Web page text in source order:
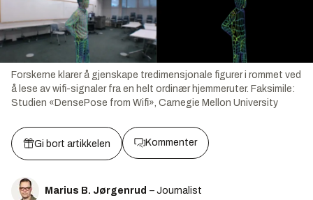
Forskerne klarer å gjenskape tredimensjonale figurer i rommet ved
å lese av wifi-signaler fra en helt ordinær hjemmeruter. Faksimile:
Studien «DensePose from Wifi», Carnegie Mellon University
Gi bort artikkelen Kommenter
Marius B. Jørgenrud – Journalist